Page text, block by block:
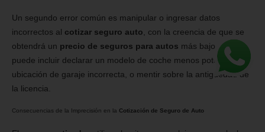
Un segundo error común es manipular o ingresar datos
incorrectos al cotizar seguro auto , con la creencia de que se
obtendrá un precio de seguros para autos más bajo. Esto
puede incluir declarar un modelo de coche menos potente, una
ubicación de garaje incorrecta, o mentir sobre la antigüedad de
la licencia.
Consecuencias de la Imprecisión en la Cotización de Seguro de Auto